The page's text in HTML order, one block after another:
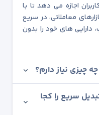
اجازه می دهد تا با
معاملاتی، در سریع
دارایی های خود را بدون
چیزی نیاز دارم؟
سریع را کجا